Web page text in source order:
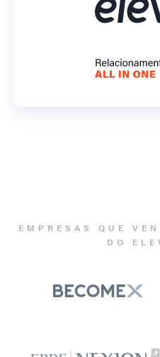
EMPRESAS QUE
DO